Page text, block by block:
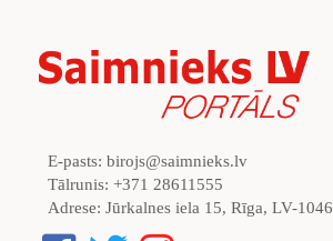
E-pasts: birojs@saimnieks.lv
Tālrunis: +371 28611555
Adrese: Jūrkalnes iela 15, Rīga, LV-1046